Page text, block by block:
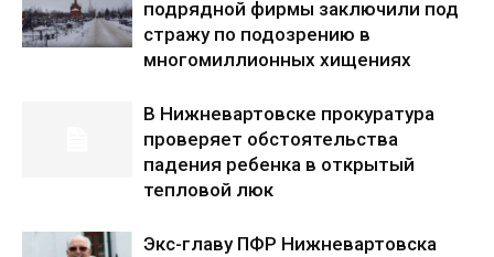
подрядной фирмы заключили под
стражу по подозрению в
многомиллионных хищениях
В Нижневартовске прокуратура
проверяет обстоятельства
падения ребенка в открытый
тепловой люк
Экс-главу ПФР Нижневартовска